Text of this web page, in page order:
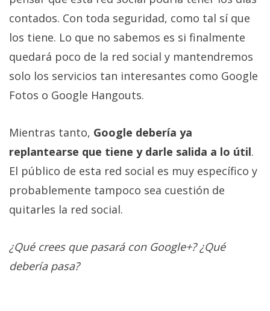
contados. Con toda seguridad, como tal sí que
los tiene. Lo que no sabemos es si finalmente
quedará poco de la red social y mantendremos
solo los servicios tan interesantes como Google
Fotos o Google Hangouts.
Mientras tanto, Google debería ya
replantearse que tiene y darle salida a lo útil.
El público de esta red social es muy específico y
probablemente tampoco sea cuestión de
quitarles la red social.
¿Qué crees que pasará con Google+? ¿Qué
debería pasa?